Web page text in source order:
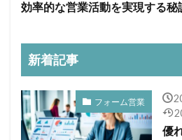
効率的な営業活動を実現する秘
新着記事
フォーム営業
優